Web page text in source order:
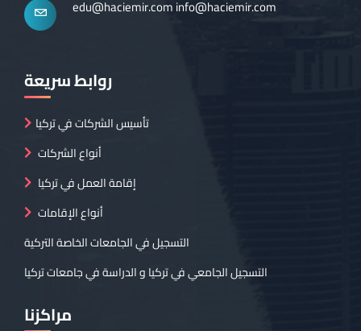
edu@haciemir.cominfo@haciemir.com
روابط سريعة
تأسيس الشركات في تركيا
أنواع الشركات
إقامة العمل في تركيا
أنواع الإقامات
التسجيل في الجامعات الخاصة التركية
التسجيل الجامعي في تركيا و الدراسة في جامعات تركيا
مراكزنا